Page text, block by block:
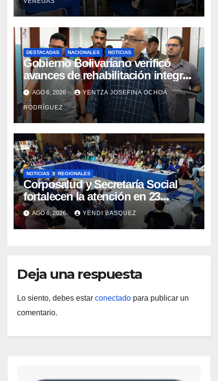
DESTACADAS NACIONALES NOTICIAS
Gobierno Bolivariano verificó
avances de rehabilitación integral
en el Hospital Dr. José María
Vargas
AGO 6, 2026 YENTZA JOSEFINA OCHOA
RODRÍGUEZ
NOTICIAS REGIONALES
Corposalud y Secretaría Social
fortalecen la atención en 23
municipios
AGO 6, 2026 YENDI BASQUEZ
Deja una respuesta
Lo siento, debes estar conectado para publicar un
comentario.